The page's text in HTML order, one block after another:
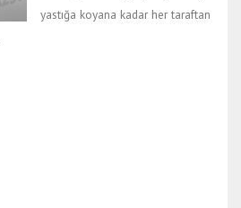
yastığa koyana kadar her taraftan